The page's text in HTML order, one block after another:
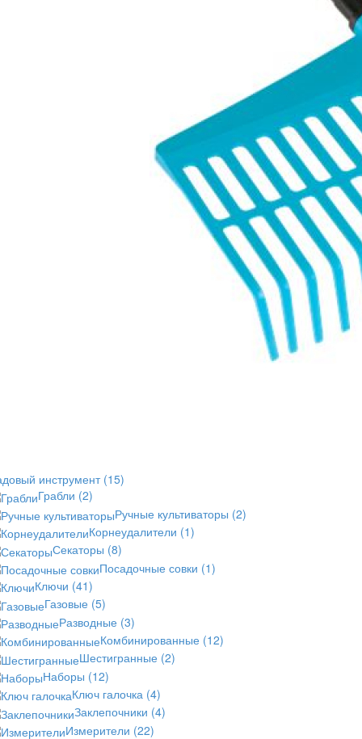
инструмент (15)
Грабли (2)
Ручные культиваторы (2)
Корнеудалители (1)
Секаторы (8)
Посадочные совки (1)
Ключи (41)
Газовые (5)
Разводные (3)
Комбинированные (12)
Шестигранные (2)
Наборы (12)
Ключ галочка (4)
Заклепочники (4)
Измерители (22)